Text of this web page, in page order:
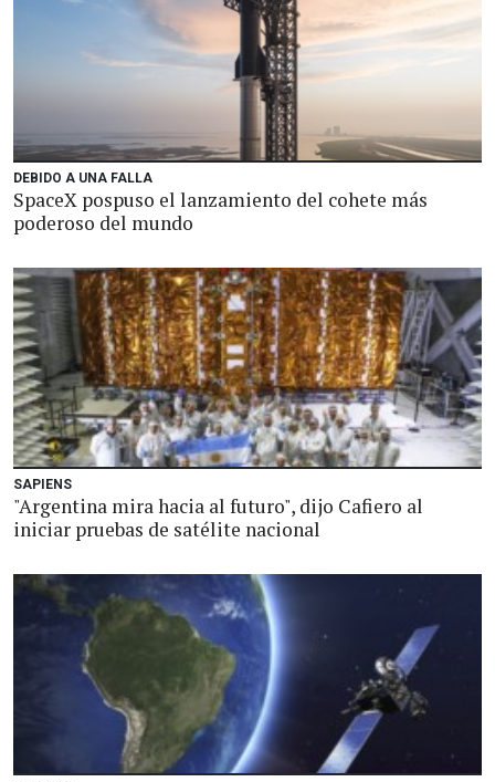
DEBIDO A UNA FALLA
SpaceX pospuso el lanzamiento del cohete más
poderoso del mundo
SAPIENS
"Argentina mira hacia al futuro", dijo Cafiero al
iniciar pruebas de satélite nacional